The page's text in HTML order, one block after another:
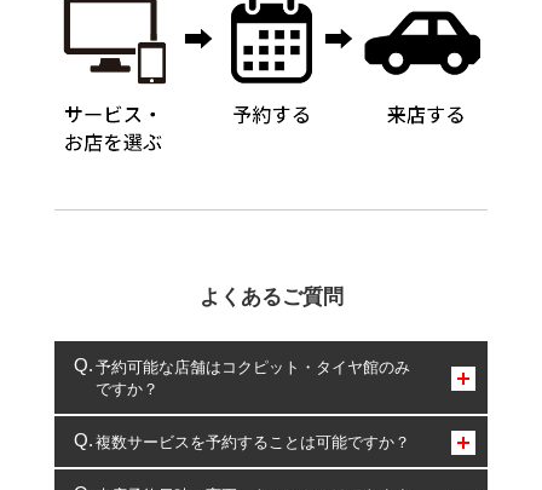
よくあるご質問
予約可能な店舗はコクピット・タイヤ館のみ
ですか？
コクピット・タイヤ館のみとなります。
複数サービスを予約することは可能ですか？